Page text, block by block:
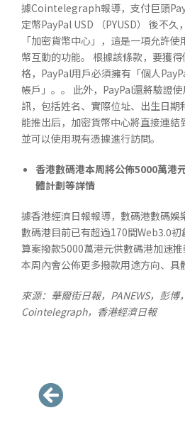
據Cointelegraph報導，支付巨頭
定幣PayPal USD （PYUSD） 後不
「加密貨幣中心」，這是一項允許
幣互動的功能。 根據該條款，要獲
格，PayPal用戶必須擁有「個人
帳戶」。。 此外，PayPal還將驗證
訊，包括姓名、實際位址、出生日期
能推出后，加密貨幣中心將直接連結
並可以使用現有憑據進行訪問。
香港數碼港本周將公佈5000萬港
體計劃等詳情
據香港經濟日報報導，數碼港數碼娛
數碼港目前已有超過170間Web3.0
算案撥款5000萬港元供數碼港加速
本周內會公佈更多撥款用途方向、具
來源：華爾街日報，PANEWS，彭博
Cointelegraph，香港經濟日報